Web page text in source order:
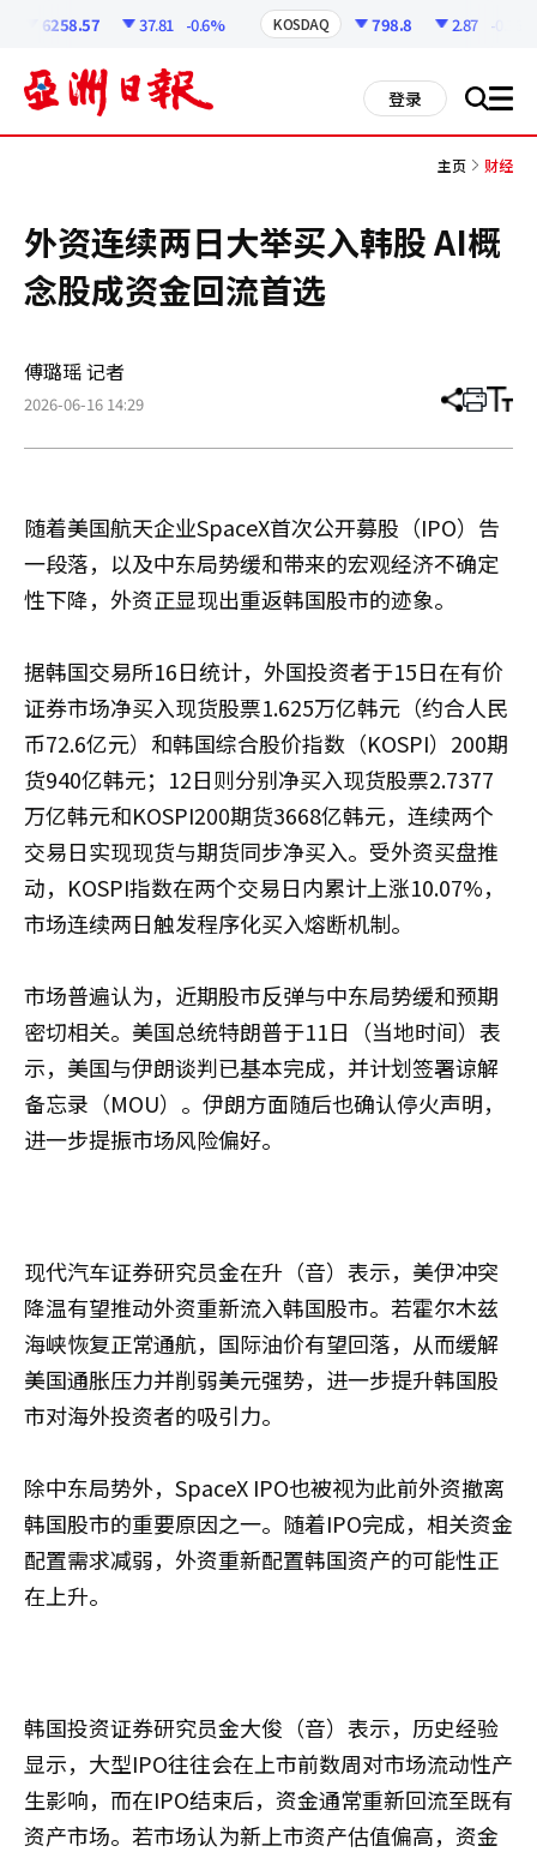
6258.57 37.81 -0.6% KOSDAQ 798.8 2.87 -0.36%
登录 搜 all
主页 财经
外资连续两日大举买入韩股 AI概
念股成资金回流首选
傅璐瑶 记者
2026-06-16 14:29 分
章
打 调
小
随着美国航天企业SpaceX首次公开募股（IPO）告
一段落，以及中东局势缓和带来的宏观经济不确定
性下降，外资正显现出重返韩国股市的迹象。
据韩国交易所16日统计，外国投资者于15日在有价
证券市场净买入现货股票1.625万亿韩元（约合人民
币72.6亿元）和韩国综合股价指数（KOSPI）200期
货940亿韩元；12日则分别净买入现货股票2.7377
万亿韩元和KOSPI200期货3668亿韩元，连续两个
交易日实现现货与期货同步净买入。受外资买盘推
动，KOSPI指数在两个交易日内累计上涨10.07%，
市场连续两日触发程序化买入熔断机制。
市场普遍认为，近期股市反弹与中东局势缓和预期
密切相关。美国总统特朗普于11日（当地时间）表
示，美国与伊朗谈判已基本完成，并计划签署谅解
备忘录（MOU）。伊朗方面随后也确认停火声明，
进一步提振市场风险偏好。
现代汽车证券研究员金在升（音）表示，美伊冲突
降温有望推动外资重新流入韩国股市。若霍尔木兹
海峡恢复正常通航，国际油价有望回落，从而缓解
美国通胀压力并削弱美元强势，进一步提升韩国股
市对海外投资者的吸引力。
除中东局势外，SpaceX IPO也被视为此前外资撤离
韩国股市的重要原因之一。随着IPO完成，相关资金
配置需求减弱，外资重新配置韩国资产的可能性正
在上升。
韩国投资证券研究员金大俊（音）表示，历史经验
显示，大型IPO往往会在上市前数周对市场流动性产
生影响，而在IPO结束后，资金通常重新回流至既有
资产市场。若市场认为新上市资产估值偏高，资金